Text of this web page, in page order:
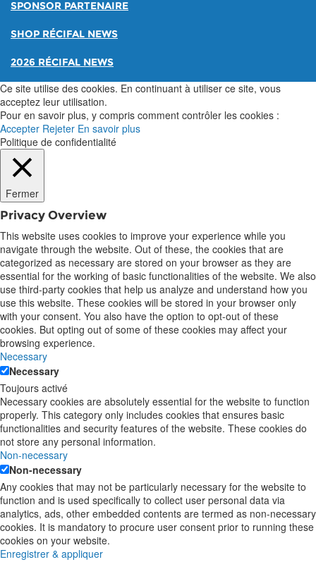
SPONSOR PARTENAIRE
SHOP RÉCIFAL NEWS
2026 RÉCIFAL NEWS
Ce site utilise des cookies. En continuant à utiliser ce site, vous
acceptez leur utilisation.
Pour en savoir plus, y compris comment contrôler les cookies :
Accepter Rejeter En savoir plus
Politique de confidentialité
Fermer
Privacy Overview
This website uses cookies to improve your experience while you
navigate through the website. Out of these, the cookies that are
categorized as necessary are stored on your browser as they are
essential for the working of basic functionalities of the website. We also
use third-party cookies that help us analyze and understand how you
use this website. These cookies will be stored in your browser only
with your consent. You also have the option to opt-out of these
cookies. But opting out of some of these cookies may affect your
browsing experience.
Necessary
Necessary
Toujours activé
Necessary cookies are absolutely essential for the website to function
properly. This category only includes cookies that ensures basic
functionalities and security features of the website. These cookies do
not store any personal information.
Non-necessary
Non-necessary
Any cookies that may not be particularly necessary for the website to
function and is used specifically to collect user personal data via
analytics, ads, other embedded contents are termed as non-necessary
cookies. It is mandatory to procure user consent prior to running these
cookies on your website.
Enregistrer & appliquer